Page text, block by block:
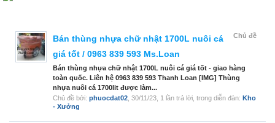
Chủ đề
Bán thùng nhựa chữ nhật 1700L nuôi cá
giá tốt / 0963 839 593 Ms.Loan
Bán thùng nhựa chữ nhật 1700L nuôi cá giá tốt - giao hàng
toàn quốc. Liên hệ 0963 839 593 Thanh Loan [IMG] Thùng
nhựa nuôi cá 1700lit được làm...
Chủ đề bởi: phuocdat02 30/11/23 , 1 lần trả lời, trong diễn đàn: Kho
- Xưởng